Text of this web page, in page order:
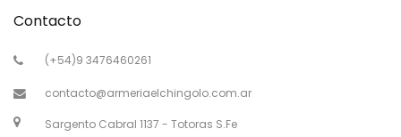
Contacto
(+54)9 3476460261
contacto@armeriaelchingolo.com.ar
Sargento Cabral 1137 - Totoras S.Fe